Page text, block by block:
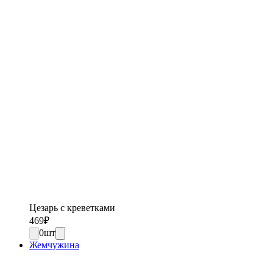
Цезарь с креветками
469₽
0шт
Жемчужина